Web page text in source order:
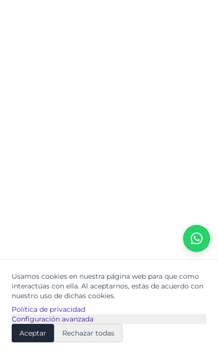
Usamos cookies en nuestra página web para que como
interactúas con ella. Al aceptarnos, estás de acuerdo con
nuestro uso de dichas cookies.
Política de privacidad
Configuración avanzada
Aceptar
Rechazar todas